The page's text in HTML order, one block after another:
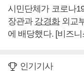
시민단체가 코로나
장관과 강경화외교
에 배당했다. [비즈
인기기사